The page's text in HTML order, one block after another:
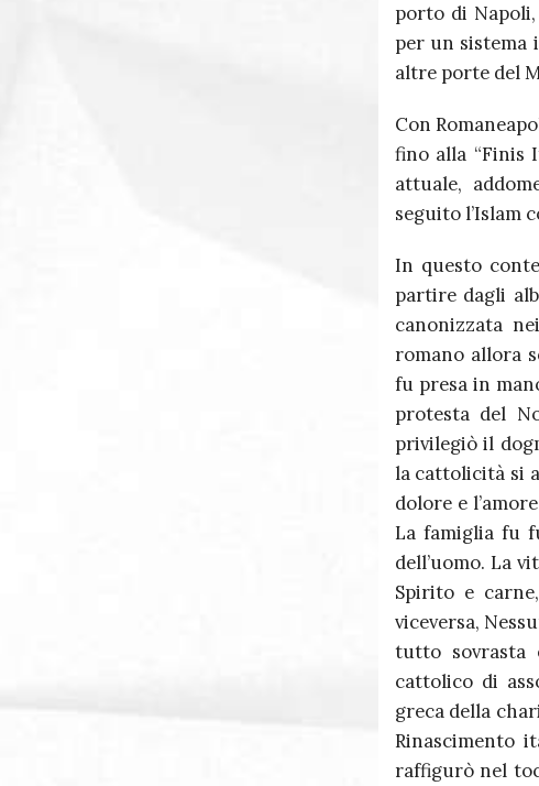
porto di
per un sistema
altre porte del
Con
fino alla “Finis
attuale,
seguito l’Islam
In questo
partire dagli
canonizzata
romano allora
fu presa in
protesta del
privilegiò il
la cattolicità si
dolore e
La famiglia fu
dell’uomo. La
Spirito e
viceversa,
tutto sovrasta
cattolico di
greca della
Rinascimento
raffigurò nel